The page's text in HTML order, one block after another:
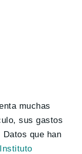
muchas
sus gastos
que han
Instituto